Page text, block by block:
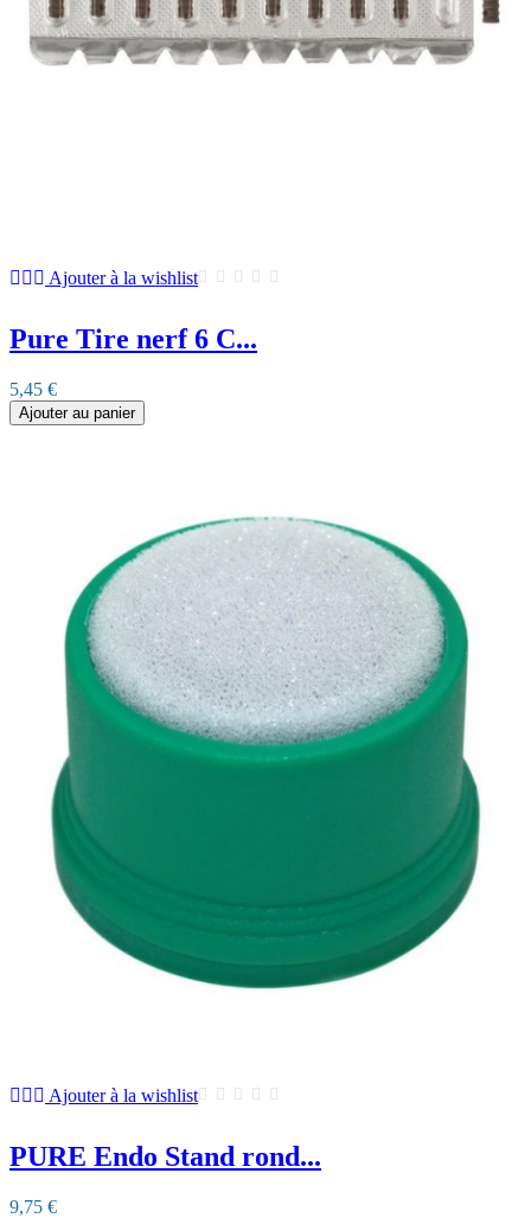
Ajouter à la wishlist
Pure Tire nerf 6 C...
5,45 €
Ajouter au panier
Ajouter à la wishlist
PURE Endo Stand rond...
9,75 €